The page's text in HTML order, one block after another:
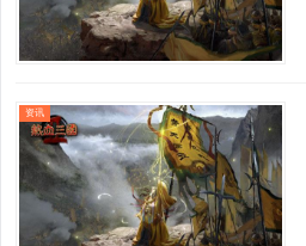
资讯